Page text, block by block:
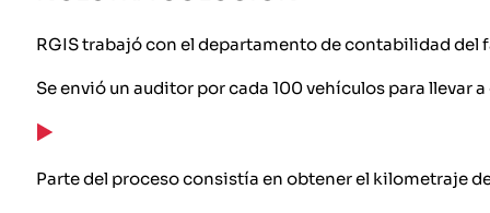
RGIS trabajó con el departamento de contabilidad del
Se envió un auditor por cada 100 vehículos para llevar
Parte del proceso consistía en obtener el kilometraje